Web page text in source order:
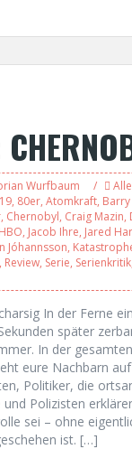
Wurfbaum Alle
, 80er, Atomkraft,
, Chernobyl, Craig Mazin,
HBO, Jacob Ihre, Jared
Jóhannsson,
, Review, Serie, Serienkritik
In der Ferne
später
In der
eure Nachbarn
Politiker, die
Polizisten
sei – ohne
ist. […]